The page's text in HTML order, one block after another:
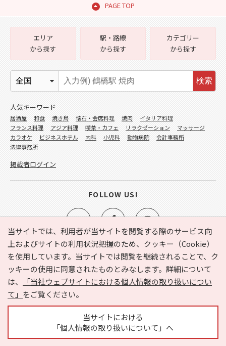
PAGE TOP
当サイトでは、利用者が当サイトを閲覧する際のサービス向
上およびサイトの利用状況把握のため、クッキー（Cookie）
を使用しています。当サイトでは閲覧を継続されることで、ク
ッキーの使用に同意されたものとみなします。詳細について
は、
「当社ウェブサイトにおける個人情報の取り扱いについ
て」 をご覧ください。
当サイトにおける
「個人情報の取り扱いについて」へ
e-NAVITA（イーナビタ）とは？ お気に入り
ヘルプ
利用規約
個人情報の取り扱いについて
運営会社
サイトマップ
広告掲載に関するお問い合わせ
エリア
から探す
駅・路線
から探す
カテゴリー
から探す
検索
人気キーワード
居酒屋 和食 焼き鳥 懐石・会席料理 焼肉
イタリア料理
フランス料理
アジア料理 喫茶・カフェ リラクゼーション
マッサージ
カラオケ
ビジネスホテル 内科 小児科 動物病院
会計事務所
法律事務所
掲載者ログイン
FOLLOW US!